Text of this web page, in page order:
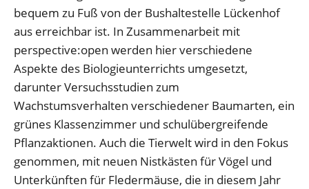
bequem zu Fuß von der Bushaltestelle Lückenhof
aus erreichbar ist. In Zusammenarbeit mit
perspective:open werden hier verschiedene
Aspekte des Biologieunterrichts umgesetzt,
darunter Versuchsstudien zum
Wachstumsverhalten verschiedener Baumarten, ein
grünes Klassenzimmer und schulübergreifende
Pflanzaktionen. Auch die Tierwelt wird in den Fokus
genommen, mit neuen Nistkästen für Vögel und
Unterkünften für Fledermäuse, die in diesem Jahr